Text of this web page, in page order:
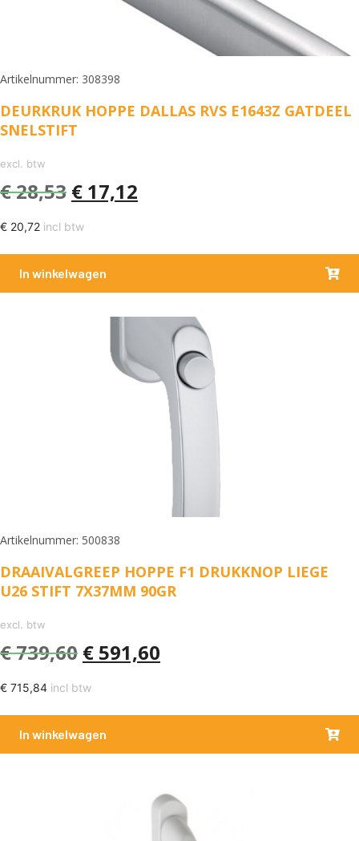
Artikelnummer: 308398
DEURKRUK HOPPE DALLAS RVS E1643Z GATDEEL
SNELSTIFT
excl. btw
€28,53 € 17,12
€ 20,72 incl btw
In winkelwagen
Artikelnummer: 500838
DRAAIVALGREEP HOPPE F1 DRUKKNOP LIEGE
U26 STIFT 7X37MM 90GR
excl. btw
€739,60 € 591,60
€ 715,84 incl btw
In winkelwagen